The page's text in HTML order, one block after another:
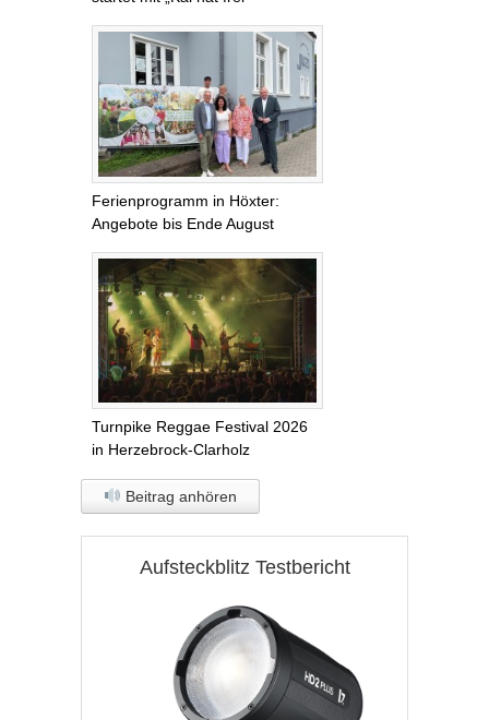
Ferienprogramm in Höxter:
Angebote bis Ende August
Turnpike Reggae Festival 2026
in Herzebrock-Clarholz
Beitrag anhören
Aufsteckblitz Testbericht